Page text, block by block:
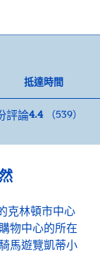
抵達時間
4.4 （539）
克林頓市中心
物中心的所在
馬遊覽凱蒂小